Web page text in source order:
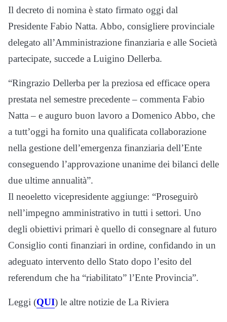
Il decreto di nomina è stato firmato oggi dal
Presidente Fabio Natta. Abbo, consigliere provinciale
delegato all’Amministrazione finanziaria e alle Società
partecipate, succede a Luigino Dellerba.
“Ringrazio Dellerba per la preziosa ed efficace opera
prestata nel semestre precedente – commenta Fabio
Natta – e auguro buon lavoro a Domenico Abbo, che
a tutt’oggi ha fornito una qualificata collaborazione
nella gestione dell’emergenza finanziaria dell’Ente
conseguendo l’approvazione unanime dei bilanci delle
due ultime annualità”.
Il neoeletto vicepresidente aggiunge: “Proseguirò
nell’impegno amministrativo in tutti i settori. Uno
degli obiettivi primari è quello di consegnare al futuro
Consiglio conti finanziari in ordine, confidando in un
adeguato intervento dello Stato dopo l’esito del
referendum che ha “riabilitato” l’Ente Provincia”.
Leggi (QUI) le altre notizie de La Riviera